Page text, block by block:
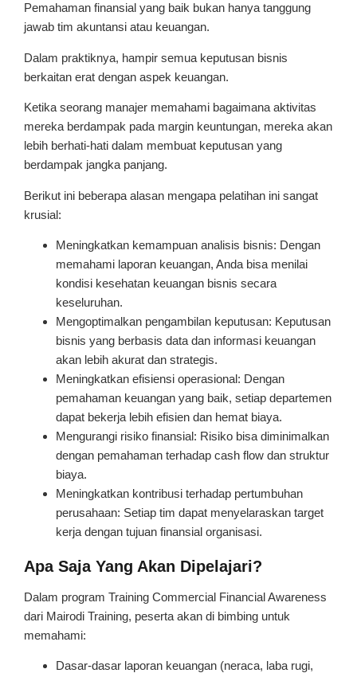
Pemahaman finansial yang baik bukan hanya tanggung
jawab tim akuntansi atau keuangan.
Dalam praktiknya, hampir semua keputusan bisnis
berkaitan erat dengan aspek keuangan.
Ketika seorang manajer memahami bagaimana aktivitas
mereka berdampak pada margin keuntungan, mereka akan
lebih berhati-hati dalam membuat keputusan yang
berdampak jangka panjang.
Berikut ini beberapa alasan mengapa pelatihan ini sangat
krusial:
Meningkatkan kemampuan analisis bisnis: Dengan
memahami laporan keuangan, Anda bisa menilai
kondisi kesehatan keuangan bisnis secara
keseluruhan.
Mengoptimalkan pengambilan keputusan: Keputusan
bisnis yang berbasis data dan informasi keuangan
akan lebih akurat dan strategis.
Meningkatkan efisiensi operasional: Dengan
pemahaman keuangan yang baik, setiap departemen
dapat bekerja lebih efisien dan hemat biaya.
Mengurangi risiko finansial: Risiko bisa diminimalkan
dengan pemahaman terhadap cash flow dan struktur
biaya.
Meningkatkan kontribusi terhadap pertumbuhan
perusahaan: Setiap tim dapat menyelaraskan target
kerja dengan tujuan finansial organisasi.
Apa Saja Yang Akan Dipelajari?
Dalam program Training Commercial Financial Awareness
dari Mairodi Training, peserta akan di bimbing untuk
memahami:
Dasar-dasar laporan keuangan (neraca, laba rugi,